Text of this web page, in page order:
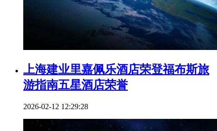
上海建业里嘉佩乐酒店荣登福布斯旅
游指南五星酒店荣誉
2026-02-12 12:29:28